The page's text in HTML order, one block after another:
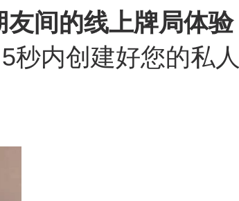
友间的线上牌局体验
秒内创建好您的私